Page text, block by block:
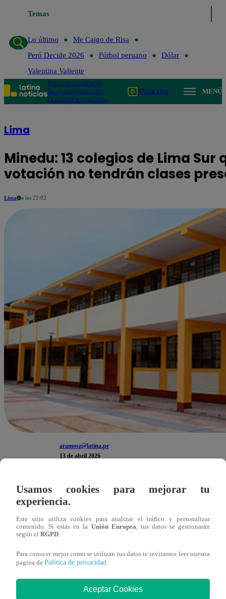
Temas
Lo último
Lo último
Me Caigo de Risa
Perú Decide 2026
Fútbol peruano
Dólar
Valentina Valiente
PolíticaLimaMundo
Te ayudoTendencias
DeportesEspectáculos
TV en vivo MENÚ
Lima
Minedu: 13 colegios de Lima
votación no tendrán clases
Lima a las 22:02
aramosz@latina.pe
13 de abril 2026
Las instituciones educativas de Lima Sur que fueron
Elecciones Generales 2026 no dictarán clases
Ministerio de Educación. La medida busca garantizar el
labores logísticas y operativas posteriores a la jornada
óptimas los planteles antes del retorno de los estudiantes.
Usamos cookies para mejorar tu
experiencia.
Este sitio utiliza cookies para analizar el tráfico y personalizar
contenido. Si estás en la Unión Europea, tus datos se gestionarán
según el RGPD.
Para conocer mejor como se utilizan tus datos te invitamos leer nuestra
pagina de Política de privacidad.
Aceptar Cookies